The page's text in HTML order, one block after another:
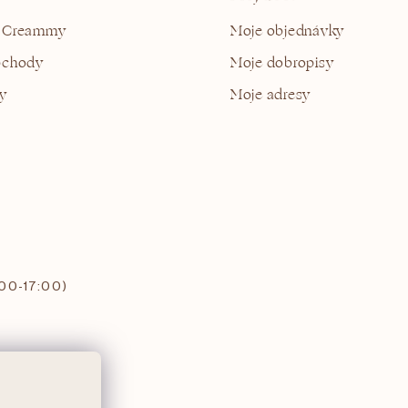
Moje objednávky
Moje dobropisy
Moje adresy
17:00)